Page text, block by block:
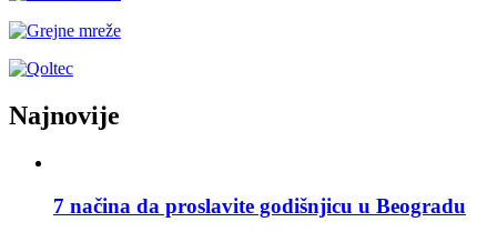
Najnovije
7 načina da proslavite godišnjicu u Beogradu